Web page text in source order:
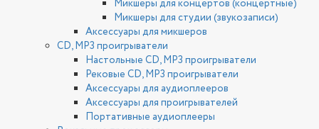
Микшеры для концертов (концертные)
Микшеры для студии (звукозаписи)
Аксессуары для микшеров
CD, MP3 проигрыватели
Настольные CD, MP3 проигрыватели
Рековые CD, MP3 проигрыватели
Аксессуары для аудиоплееров
Аксессуары для проигрывателей
Портативные аудиоплееры